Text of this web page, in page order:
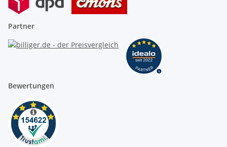
Partner
Bewertungen